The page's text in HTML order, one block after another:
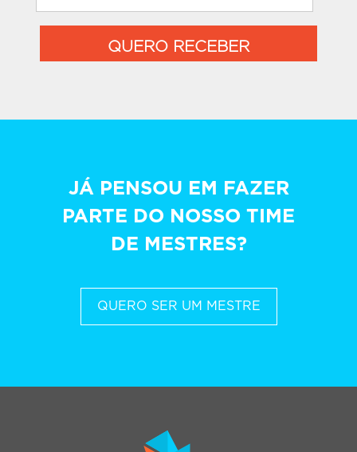
QUERO RECEBER
JÁ PENSOU EM FAZER
PARTE DO NOSSO TIME
DE MESTRES?
QUERO SER UM MESTRE